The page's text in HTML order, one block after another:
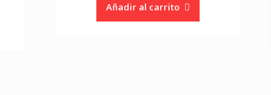
Añadir al carrito